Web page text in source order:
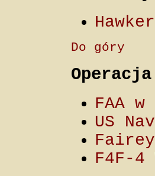
Do góry
FAA
US
F4F-